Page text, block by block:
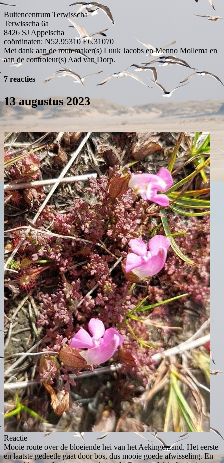
Buitencentrum Terwisscha
Terwisscha 6a
8426 SJ Appelscha
coördinaten: N52.95310 E6.31070
Met dank aan de routemaker(s) Luuk Jacobs en Menno Mollema en
aan de controleur(s) Aad van Dorp.
7 reacties
13 augustus 2023
Reactie
Mooie route over de bloeiende hei van het Aekingerzand. Het eerste
en laatste gedeetle gaat door bos, dus mooie goede afwisseling. En